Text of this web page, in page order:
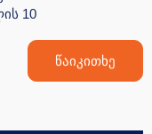
10
წაიკითხე